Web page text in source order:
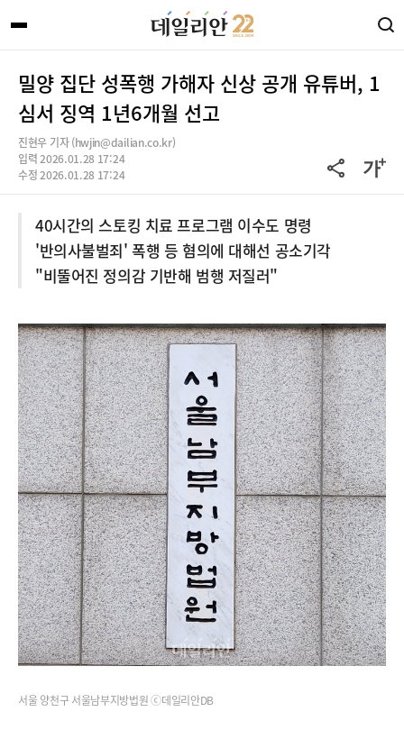
밀양 집단 성폭행 가해자 신상 공개 유튜버, 1
심서 징역 1년6개월 선고
진현우 기자 (hwjin@dailian.co.kr)
입력 2026.01.28 17:24
수정 2026.01.28 17:24
40시간의 스토킹 치료 프로그램 이수도 명령
'반의사불벌죄' 폭행 등 혐의에 대해선 공소기각
"비뚤어진 정의감 기반해 범행 저질러"
서울 양천구 서울남부지방법원 ⓒ데일리안DB